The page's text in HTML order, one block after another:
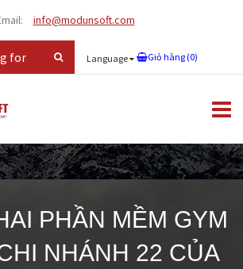
info@modunsoft.com
Language Giỏ hàng (0)
PHẦN MỀM GYM
NHÁNH 22 CỦA